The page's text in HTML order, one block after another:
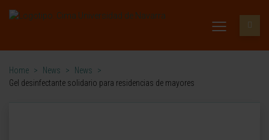
Home > News > News
>
Gel desinfectante solidario para residencias de mayores